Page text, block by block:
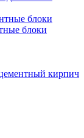
блоки
блоки
кирпич